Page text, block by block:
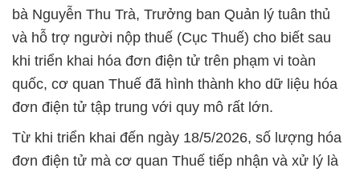
bà Nguyễn Thu Trà, Trưởng ban Quản lý tuân thủ
và hỗ trợ người nộp thuế (Cục Thuế) cho biết sau
khi triển khai hóa đơn điện tử trên phạm vi toàn
quốc, cơ quan Thuế đã hình thành kho dữ liệu hóa
đơn điện tử tập trung với quy mô rất lớn.
Từ khi triển khai đến ngày 18/5/2026, số lượng hóa
đơn điện tử mà cơ quan Thuế tiếp nhận và xử lý là